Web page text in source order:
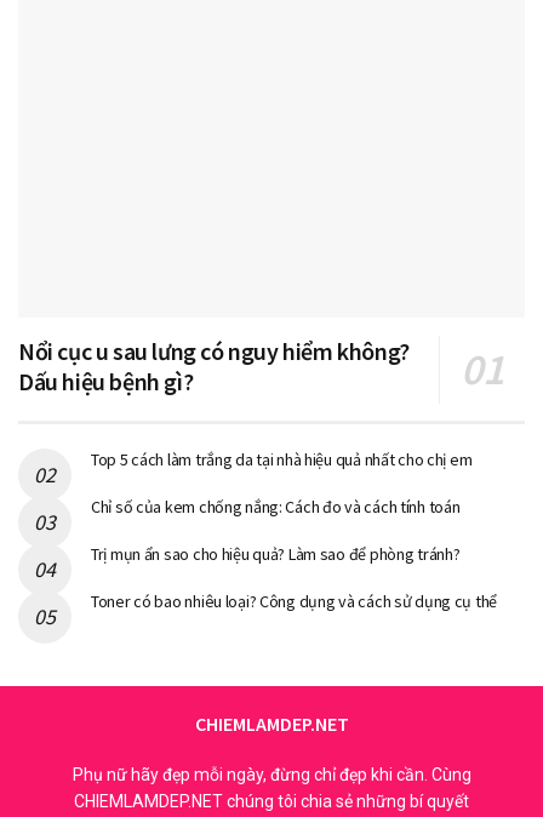
Nổi cục u sau lưng có nguy hiểm không?
Dấu hiệu bệnh gì?
Top 5 cách làm trắng da tại nhà hiệu quả nhất cho chị em
Chỉ số của kem chống nắng: Cách đo và cách tính toán
Trị mụn ẩn sao cho hiệu quả? Làm sao để phòng tránh?
Toner có bao nhiêu loại? Công dụng và cách sử dụng cụ thể
CHIEMLAMDEP.NET
Phụ nữ hãy đẹp mỗi ngày, đừng chỉ đẹp khi cần. Cùng
CHIEMLAMDEP.NET chúng tôi chia sẻ những bí quyết